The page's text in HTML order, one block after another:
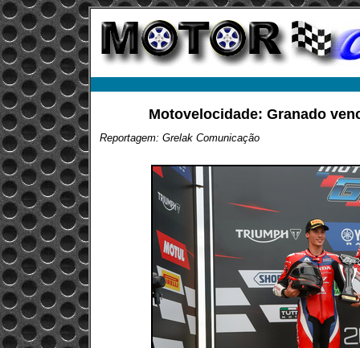
Motovelocidade: Granado
Reportagem: Grelak Comunicação